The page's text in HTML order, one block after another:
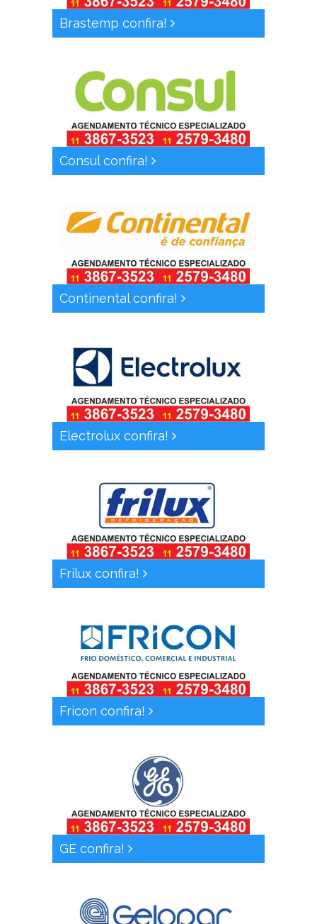
Brastemp confira!
Consul confira!
Continental confira!
Electrolux confira!
Frilux confira!
Fricon confira!
GE confira!